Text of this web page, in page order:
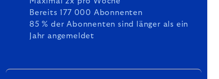
Bereits 177 000 Abonnenten
85 % der Abonnenten sind länger als ein
Jahr angemeldet